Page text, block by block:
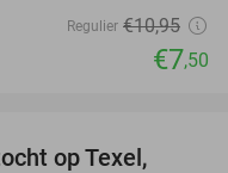
Regulier €10,95
€7,50
op Texel,